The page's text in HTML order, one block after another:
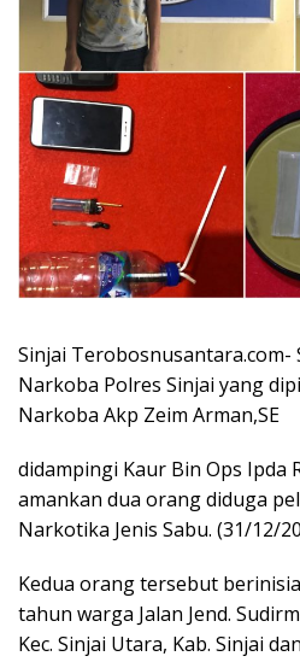
Sinjai Terobosnusantara.com-
Narkoba Polres Sinjai yang
Narkoba Akp Zeim Arman,SE
didampingi Kaur Bin Ops Ipda
amankan dua orang diduga
Narkotika Jenis Sabu. (31/12/
Kedua orang tersebut
tahun warga Jalan Jend.
Kec. Sinjai Utara, Kab. Sinjai